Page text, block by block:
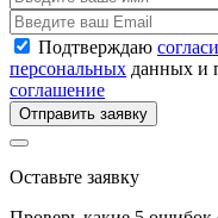
Подтверждаю
персональных данных и
соглашение
Отправить заявку
Оставьте заявку